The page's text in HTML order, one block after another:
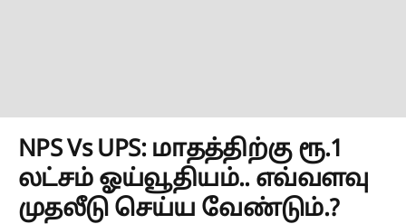
NPS Vs UPS: மாதத்திற்கு ரூ.1
லட்சம் ஓய்வூதியம்.. எவ்வளவு
முதலீடு செய்ய வேண்டும்.?